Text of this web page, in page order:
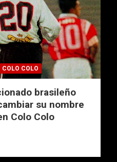
COLO COLO
brasileño
su nombre
Colo Colo